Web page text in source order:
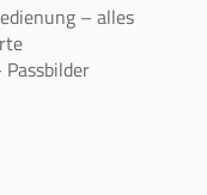
– alles